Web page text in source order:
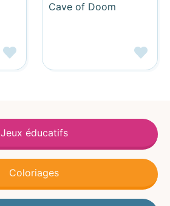
Cave of Doom
Jeux éducatifs
Coloriages